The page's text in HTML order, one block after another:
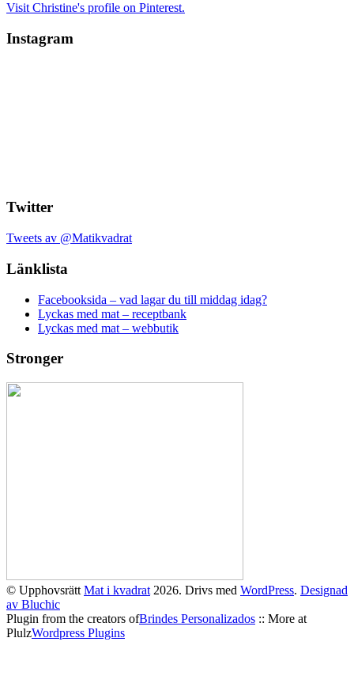
Visit Christine's profile on Pinterest.
Instagram
Twitter
Tweets av @Matikvadrat
Länklista
Facebooksida – vad lagar du till middag idag?
Lyckas med mat – receptbank
Lyckas med mat – webbutik
Stronger
© Upphovsrätt Mat i kvadrat 2026. Drivs med WordPress. Designad
av Bluchic
Plugin from the creators ofBrindes Personalizados :: More at
PlulzWordpress Plugins